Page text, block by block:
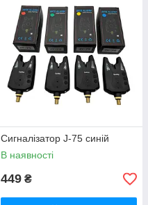
Сигналізатор J-75 синiй
В наявності
449 ₴